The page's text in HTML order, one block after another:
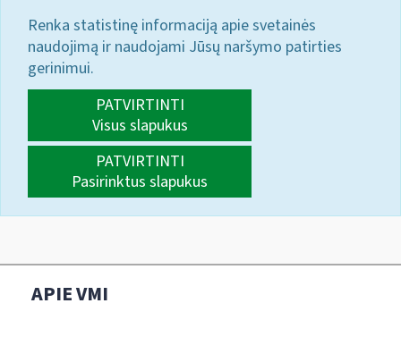
Renka statistinę informaciją apie svetainės
naudojimą ir naudojami Jūsų naršymo patirties
gerinimui.
PATVIRTINTI
Visus slapukus
PATVIRTINTI
Pasirinktus slapukus
APIE VMI